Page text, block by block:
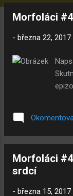
Morfoláci
- března 22, 2017
Morfoláci
srdcí
- března 15, 2017